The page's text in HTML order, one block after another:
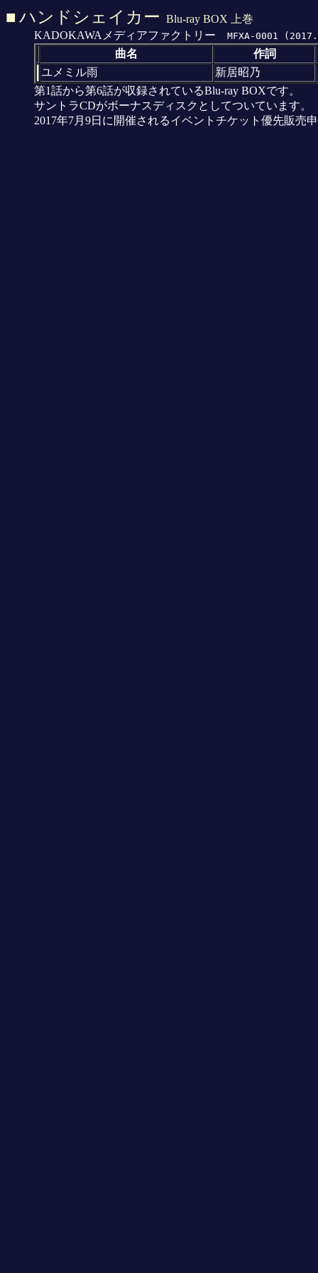
■ ハンドシェイカー Blu-ray BOX 上巻
KADOKAWAメディアファクトリー MFXA-0001
曲名
作詞
ユメミル雨
新居昭乃
第1話から第6話が収録されているBlu-ray BOXです。
サントラCDがボーナスディスクとしてついています。
2017年7月9日に開催されるイベントチケット優先販売